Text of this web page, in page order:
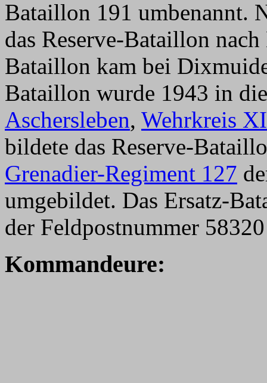
Bataillon 191 umbenannt.
das Reserve-Bataillon
Bataillon kam bei
Bataillon wurde 1943 in
Aschersleben, Wehrkreis XI
bildete das Reserve-
Grenadier-Regiment 127
umgebildet. Das Ersatz-
der Feldpostnummer
Kommandeure: